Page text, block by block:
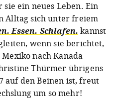
ein neues Leben. Ein
Alltag sich unter freiem
Essen. Schlafen. kannst
wenn sie berichtet,
nach Kanada
Thürmer übrigens
auf den Beinen ist, freut
um so mehr!